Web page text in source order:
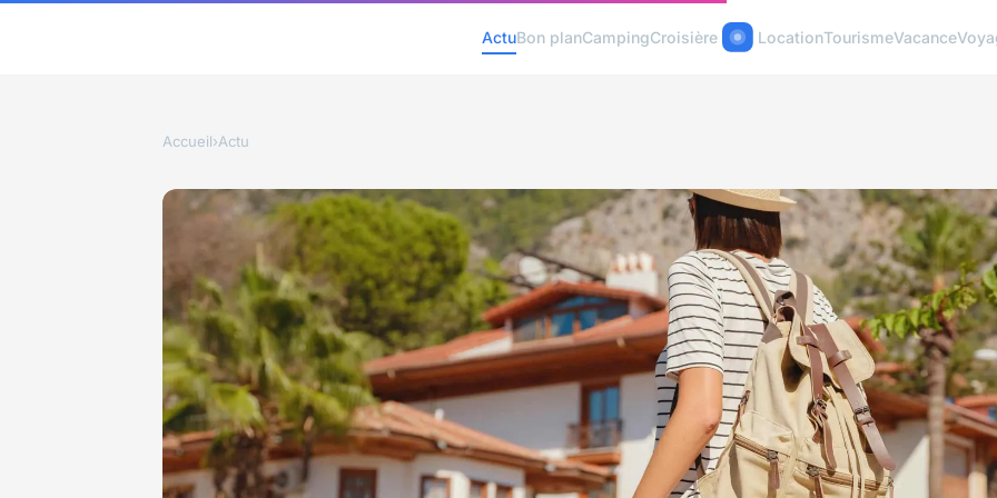
ActuBon planCampingCroisière LocationTourismeVacance
Accueil›Actu